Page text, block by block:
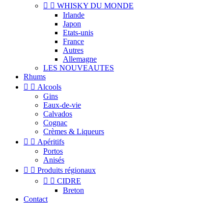
  WHISKY DU MONDE
Irlande
Japon
Etats-unis
France
Autres
Allemagne
LES NOUVEAUTES
Rhums
  Alcools
Gins
Eaux-de-vie
Calvados
Cognac
Crèmes & Liqueurs
  Apéritifs
Portos
Anisés
  Produits régionaux
  CIDRE
Breton
Contact